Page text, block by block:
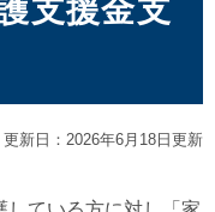
支援金支
更新日：2026年6月18日更新